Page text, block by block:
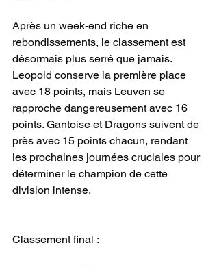
Après un week-end riche en
rebondissements, le classement est
désormais plus serré que jamais.
Leopold conserve la première place
avec 18 points, mais Leuven se
rapproche dangereusement avec 16
points. Gantoise et Dragons suivent de
près avec 15 points chacun, rendant
les prochaines journées cruciales pour
déterminer le champion de cette
division intense.
Classement final :